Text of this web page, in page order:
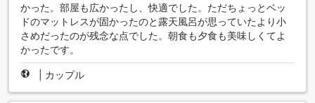
かった。部屋も広かったし、快適でした。ただちょっとベッ
ドのマットレスが固かったのと露天風呂が思っていたより小
さめだったのが残念な点でした。朝食も夕食も美味しくてよ
かったです。
カップル